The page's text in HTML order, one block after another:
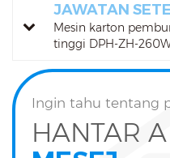
JAWATAN
Mesin karton
tinggi DPH-ZH-
Ingin tahu tentang
HANTAR A